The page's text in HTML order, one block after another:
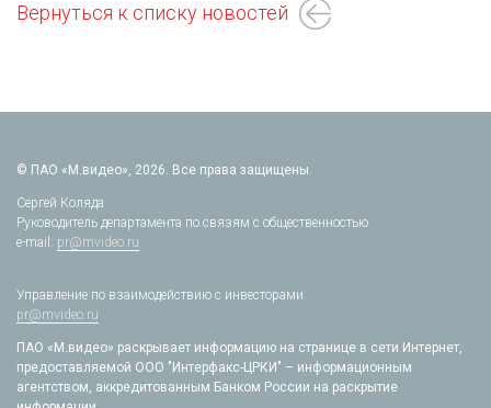
Вернуться к списку новостей
© ПАО «М.видео», 2026. Все права защищены.
Сергей Коляда
Руководитель департамента по связям с общественностью
e-mail: pr@mvideo.ru
Управление по взаимодействию с инвесторами
pr@mvideo.ru
ПАО «М.видео» раскрывает информацию на странице в сети Интернет,
предоставляемой ООО "Интерфакс-ЦРКИ" – информационным
агентством, аккредитованным Банком России на раскрытие